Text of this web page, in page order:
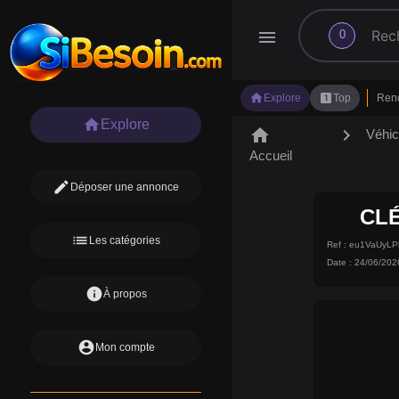
menu 0
search
home Explore looks_oneTop
home Explore
edit Déposer une annonce
list Les catégories
infoÀ propos
account_circle Mon compte
home
Accueil
chevron_right
Ref :
Date : 24/06/